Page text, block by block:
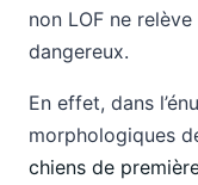
non LOF ne
dangereux.
En effet, dans
morphologiques
chiens de